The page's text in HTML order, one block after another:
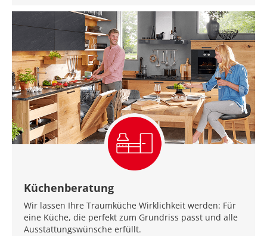
Küchenberatung
Wir lassen Ihre Traumküche Wirklichkeit werden: Für
eine Küche, die perfekt zum Grundriss passt und alle
Ausstattungswünsche erfüllt.